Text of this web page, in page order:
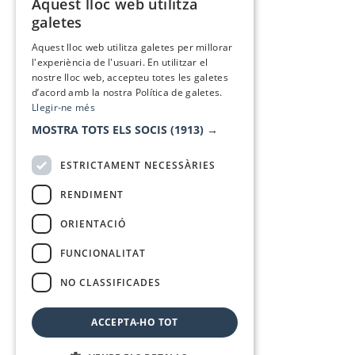
Aquest lloc web utilitza
galetes
Aquest lloc web utilitza galetes per millorar
l'experiència de l'usuari. En utilitzar el
nostre lloc web, accepteu totes les galetes
d’acord amb la nostra Política de galetes.
Llegir-ne més
MOSTRA TOTS ELS SOCIS (1913) →
ESTRICTAMENT NECESSÀRIES
RENDIMENT
ORIENTACIÓ
FUNCIONALITAT
NO CLASSIFICADES
ACCEPTA-HO TOT